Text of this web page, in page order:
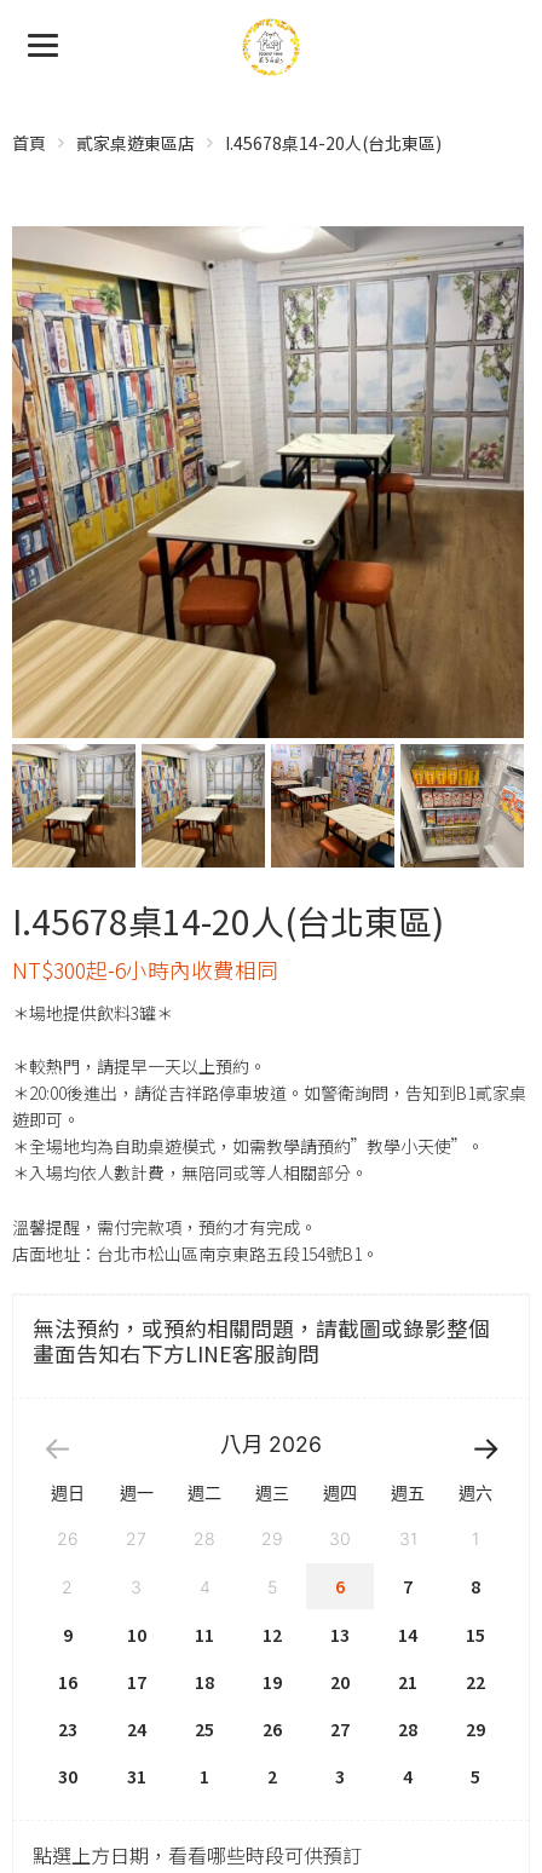
首頁 貳家桌遊東區店 I.45678桌14-20人(台北東區)
I.45678桌14-20人(台北東區)
NT$300起-6小時內收費相同
＊場地提供飲料3罐＊
＊較熱門，請提早一天以上預約。
＊20:00後進出，請從吉祥路停車坡道。如警衛詢問，告知到B1貳家桌
遊即可。
＊全場地均為自助桌遊模式，如需教學請預約”教學小天使”。
＊入場均依人數計費，無陪同或等人相關部分。
溫馨提醒，需付完款項，預約才有完成。
店面地址：台北市松山區南京東路五段154號B1。
無法預約，或預約相關問題，請截圖或錄影整個
畫面告知右下方LINE客服詢問
八月 2026
週日 週一 週二 週三 週四 週五 週六
26 27 28 29 30 31 1
2 3 4 5 6 7
8
9
10 11 12 13 14
15
16
17 18 19 20 21
22
23
24 25 26 27 28
29
30
31 1 2 3 4 5
點選上方日期，看看哪些時段可供預訂